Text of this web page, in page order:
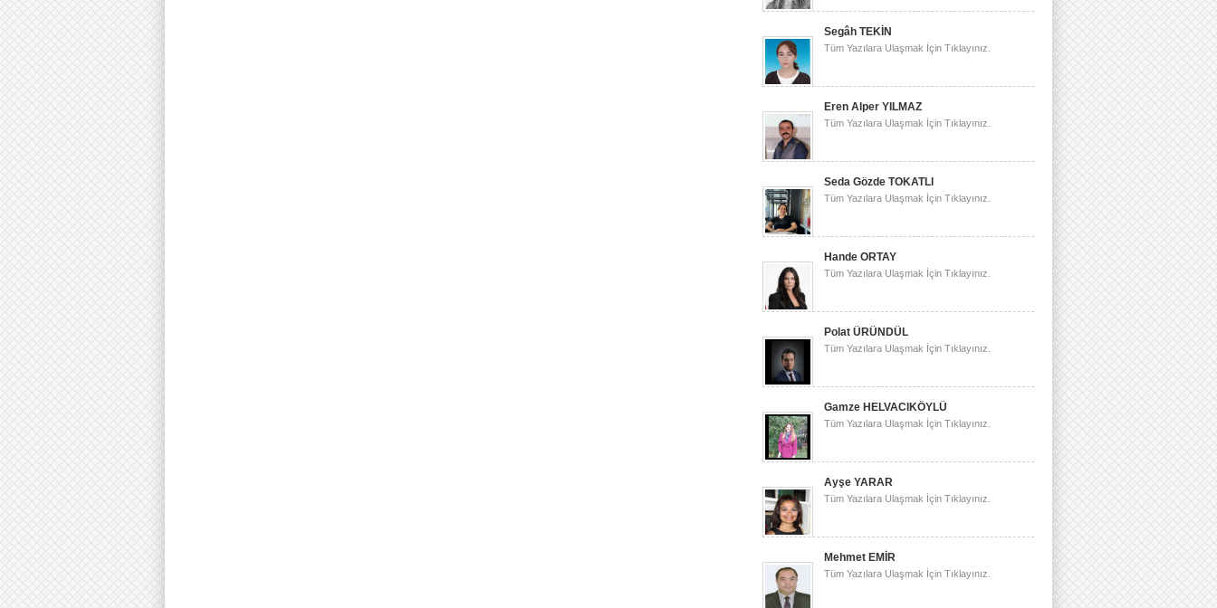
Segâh TEKİN
Tüm Yazılara Ulaşmak İçin Tıklayınız.
Eren Alper YILMAZ
Tüm Yazılara Ulaşmak İçin Tıklayınız.
Seda Gözde TOKATLI
Tüm Yazılara Ulaşmak İçin Tıklayınız.
Hande ORTAY
Tüm Yazılara Ulaşmak İçin Tıklayınız.
Polat ÜRÜNDÜL
Tüm Yazılara Ulaşmak İçin Tıklayınız.
Gamze HELVACIKÖYLÜ
Tüm Yazılara Ulaşmak İçin Tıklayınız.
Ayşe YARAR
Tüm Yazılara Ulaşmak İçin Tıklayınız.
Mehmet EMİR
Tüm Yazılara Ulaşmak İçin Tıklayınız.